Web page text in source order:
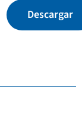
Descargar